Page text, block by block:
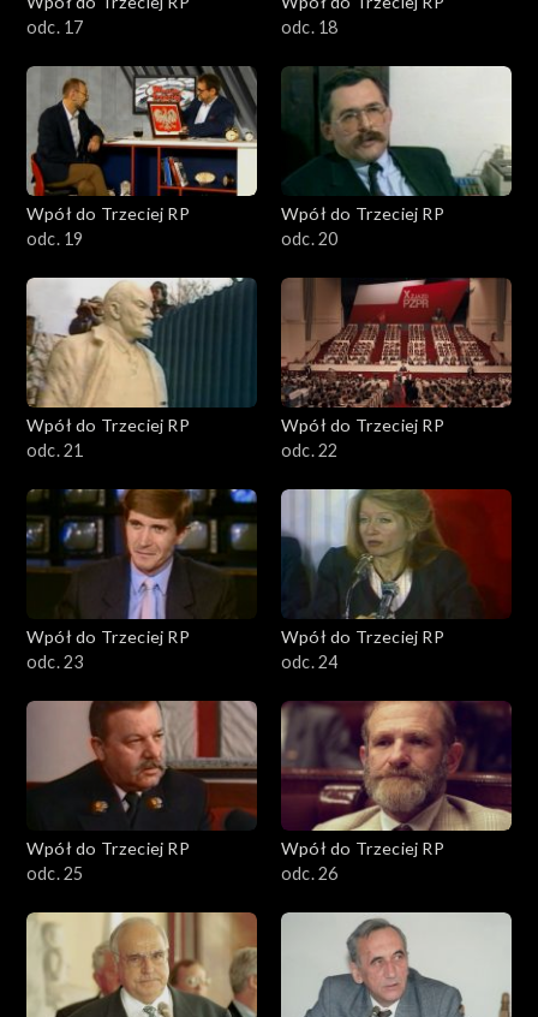
odc. 17
odc. 18
Wpół do Trzeciej RP
odc. 19
Wpół do Trzeciej RP
odc. 20
Wpół do Trzeciej RP
odc. 21
Wpół do Trzeciej RP
odc. 22
Wpół do Trzeciej RP
odc. 23
Wpół do Trzeciej RP
odc. 24
Wpół do Trzeciej RP
odc. 25
Wpół do Trzeciej RP
odc. 26